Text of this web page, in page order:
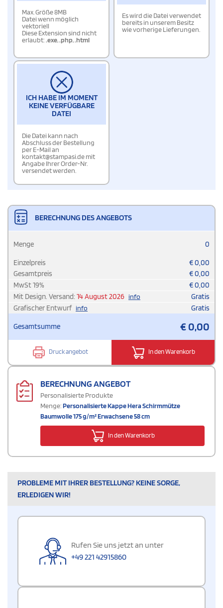
Max. Größe 8MB
Datei wenn möglich
vektoriell
Diese Extension sind nicht
erlaubt:.exe,.php,.html
Es wird die Datei verwendet
bereits in unserem Besitz
wie vorherige Lieferungen.
ICH HABE IM MOMENT
KEINE VERFÜGBARE
DATEI
Die Datei kann nach
Abschluss der Bestellung
per E-Mail an
kontakt@stampasi.de mit
Angabe Ihrer Order-Nr.
versendet werden.
BERECHNUNG DES ANGEBOTS
Menge 0
Einzelpreis €0,00
Gesamtpreis
€0,00
MwSt19% €0,00
Mit Design. Versand: 14 August 2026 info
Gratis
Grafischer Entwurf info Gratis
Gesamtsumme €0,00
Druck angebot In den Warenkorb
BERECHNUNG ANGEBOT
Personalisierte Produkte
Menge:Personalisierte Kappe Hera Schirmmütze
Baumwolle 175 g/m² Erwachsene 58 cm
In den Warenkorb
PROBLEME MIT IHRER BESTELLUNG? KEINE SORGE,
ERLEDIGEN WIR!
Rufen Sie uns jetzt an unter
+49 221 42915860